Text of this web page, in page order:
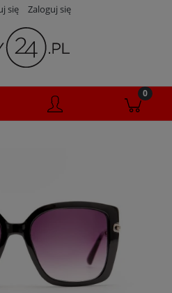
się Zaloguj się